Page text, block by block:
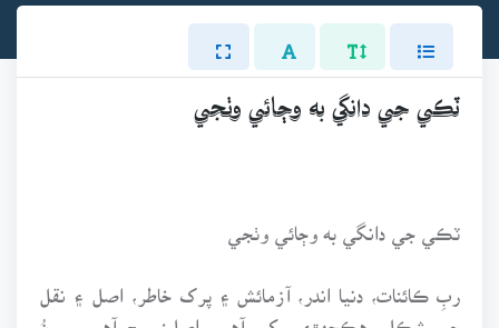
ٽڪي جي دانگي به وڄائي وٺجي
ٽڪي جي دانگي به وڄائي وٺجي
ربِ ڪائنات، دنيا اندر، آزمائش ۽ پرک خاطر، اصل ۽ نقل
جي شڪل، هڪجهڙي رکي آهي. اصل؛ سچ آهي، سونُ